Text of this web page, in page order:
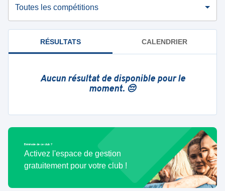
Toutes les compétitions
RÉSULTATS CALENDRIER
Aucun résultat de disponible pour le
moment. 😔
Bénévole de ce club ?
Activez l'espace de gestion
gratuitement pour votre club !